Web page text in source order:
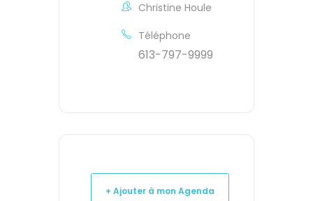
Christine Houle
Téléphone
613-797-9999
+ Ajouter à mon Agenda